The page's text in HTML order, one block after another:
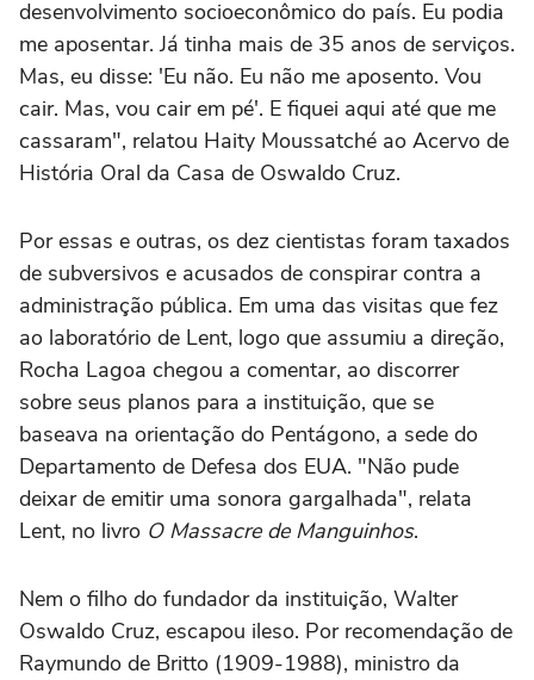
desenvolvimento socioeconômico do país. Eu podia
me aposentar. Já tinha mais de 35 anos de serviços.
Mas, eu disse: 'Eu não. Eu não me aposento. Vou
cair. Mas, vou cair em pé'. E fiquei aqui até que me
cassaram", relatou Haity Moussatché ao Acervo de
História Oral da Casa de Oswaldo Cruz.
Por essas e outras, os dez cientistas foram taxados
de subversivos e acusados de conspirar contra a
administração pública. Em uma das visitas que fez
ao laboratório de Lent, logo que assumiu a direção,
Rocha Lagoa chegou a comentar, ao discorrer
sobre seus planos para a instituição, que se
baseava na orientação do Pentágono, a sede do
Departamento de Defesa dos EUA. "Não pude
deixar de emitir uma sonora gargalhada", relata
Lent, no livro O Massacre de Manguinhos.
Nem o filho do fundador da instituição, Walter
Oswaldo Cruz, escapou ileso. Por recomendação de
Raymundo de Britto (1909-1988), ministro da